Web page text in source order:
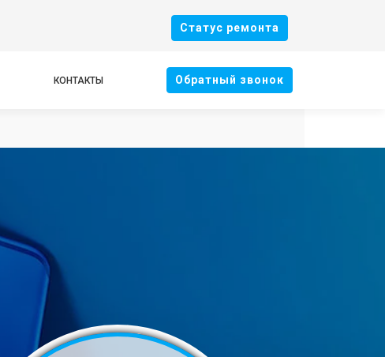
Cтатус ремонта
КОНТАКТЫ Oбратный звонок